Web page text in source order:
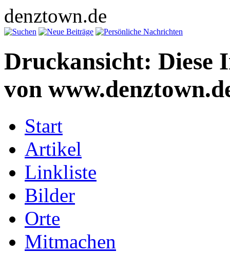
denztown.de
Druckansicht: Diese
von
Start
Artikel
Linkliste
Bilder
Orte
Mitmachen